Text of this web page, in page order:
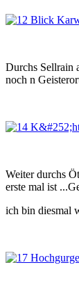
Durchs Sellrain
noch n
Weiter durchs
erste mal ist
ich bin diesmal